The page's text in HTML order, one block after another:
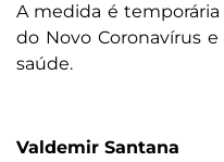
A medida é
do Novo Coronavírus
saúde.
Valdemir Santana